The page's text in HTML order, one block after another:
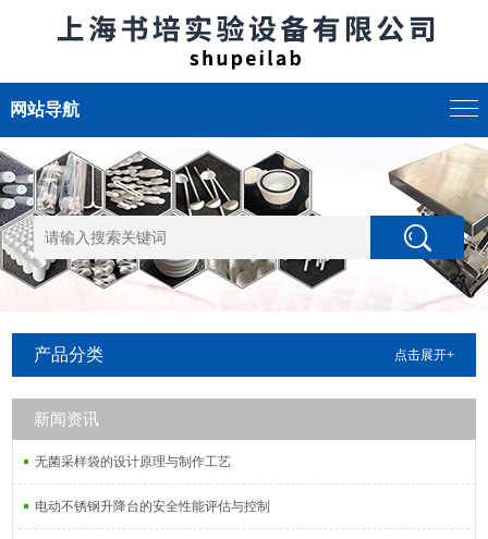
网站导航
产品分类 点击展开+
新闻资讯
无菌采样袋的设计原理与制作工艺
电动不锈钢升降台的安全性能评估与控制